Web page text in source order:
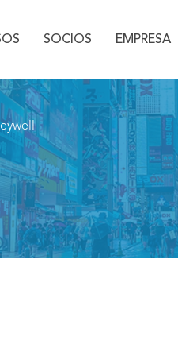
SOCIOS EMPRESA